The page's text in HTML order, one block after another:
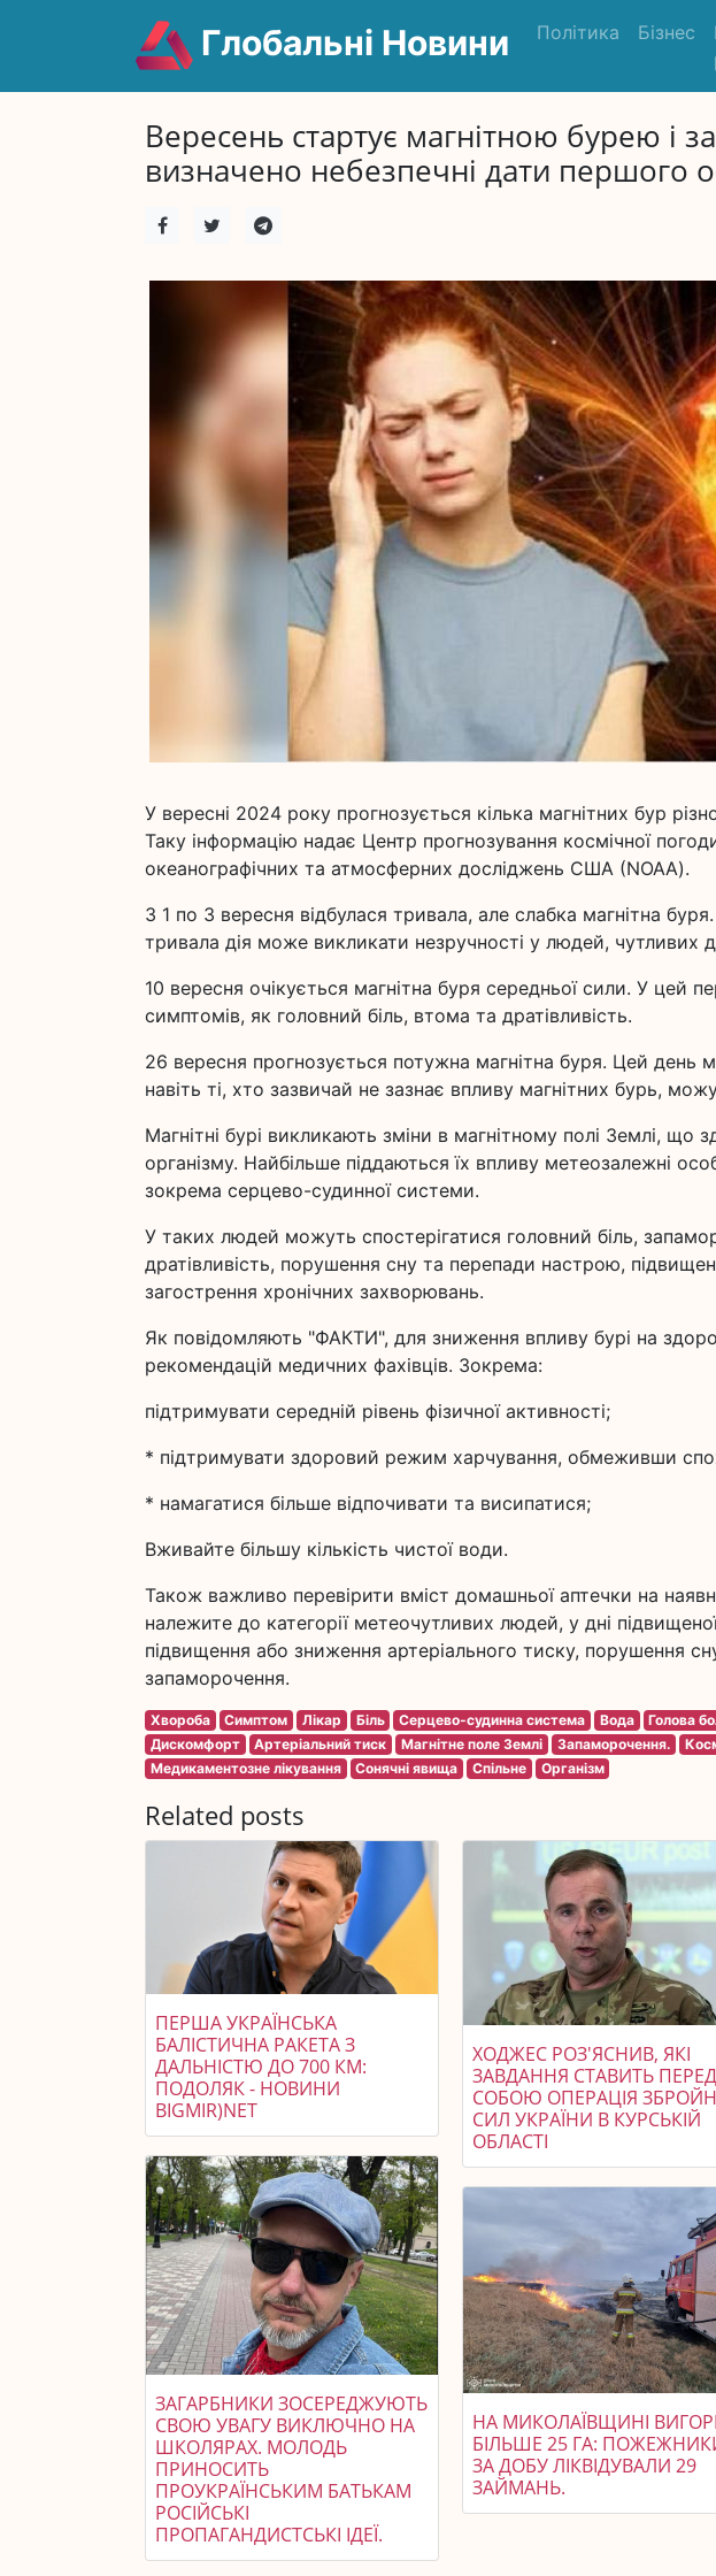
Глобальні Новини Політика Бізнес
Вересень стартує магнітною бурею і
визначено небезпечні дати першого
У вересні 2024 року прогнозується кілька магнітних бур
Таку інформацію надає Центр прогнозування космічної
океанографічних та атмосферних досліджень США (NOAA).
З 1 по 3 вересня відбулася тривала, але слабка магнітна буря.
тривала дія може викликати незручності у людей, чутливих
10 вересня очікується магнітна буря середньої сили. У цей
симптомів, як головний біль, втома та дратівливість.
26 вересня прогнозується потужна магнітна буря. Цей день
навіть ті, хто зазвичай не зазнає впливу магнітних бурь,
Магнітні бурі викликають зміни в магнітному полі Землі, що
організму. Найбільше піддаються їх впливу метеозалежні
зокрема серцево-судинної системи.
У таких людей можуть спостерігатися головний біль,
дратівливість, порушення сну та перепади настрою,
загострення хронічних захворювань.
Як повідомляють "ФАКТИ", для зниження впливу бурі на
рекомендацій медичних фахівців. Зокрема:
підтримувати середній рівень фізичної активності;
* підтримувати здоровий режим харчування, обмеживши
* намагатися більше відпочивати та висипатися;
Вживайте більшу кількість чистої води.
Також важливо перевірити вміст домашньої аптечки на
належите до категорії метеочутливих людей, у дні
підвищення або зниження артеріального тиску, порушення
запаморочення.
Хвороба Симптом Лікар Біль Серцево-судинна система Вода Голова
Дискомфорт
Артеріальний тиск Магнітне поле Землі Запаморочення.
Медикаментозне лікування
Сонячні явища Спільне Організм
Related posts
ПЕРША УКРАЇНСЬКА
БАЛІСТИЧНА РАКЕТА З
ДАЛЬНІСТЮ ДО 700 КМ:
ПОДОЛЯК - НОВИНИ
BIGMIR)NET
ЗАГАРБНИКИ ЗОСЕРЕДЖУЮТЬ
СВОЮ УВАГУ ВИКЛЮЧНО НА
ШКОЛЯРАХ. МОЛОДЬ
ПРИНОСИТЬ
ПРОУКРАЇНСЬКИМ БАТЬКАМ
РОСІЙСЬКІ
ПРОПАГАНДИСТСЬКІ ІДЕЇ.
ХОДЖЕС РОЗ'ЯСНИВ, ЯКІ
ЗАВДАННЯ СТАВИТЬ ПЕРЕД
СОБОЮ ОПЕРАЦІЯ
СИЛ УКРАЇНИ В КУРСЬКІЙ
ОБЛАСТІ
НА МИКОЛАЇВЩИНІ
БІЛЬШЕ 25 ГА:
ЗА ДОБУ ЛІКВІДУВАЛИ 29
ЗАЙМАНЬ.